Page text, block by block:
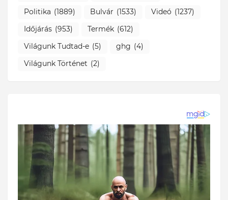
Politika (1889) Bulvár (1533) Videó (1237)
Időjárás (953) Termék (612)
Világunk Tudtad-e (5) ghg (4)
Világunk Történet (2)